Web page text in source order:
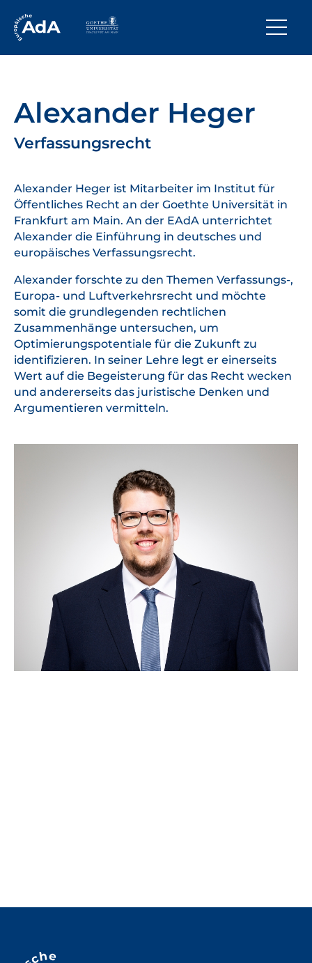
Alexander Heger
Verfassungsrecht
Alexander Heger ist Mitarbeiter im Institut für
Öffentliches Recht an der Goethte Universität in
Frankfurt am Main. An der EAdA unterrichtet
Alexander die Einführung in deutsches und
europäisches Verfassungsrecht.
Alexander forschte zu den Themen Verfassungs-,
Europa- und Luftverkehrsrecht und möchte
somit die grundlegenden rechtlichen
Zusammenhänge untersuchen, um
Optimierungspotentiale für die Zukunft zu
identifizieren. In seiner Lehre legt er einerseits
Wert auf die Begeisterung für das Recht wecken
und andererseits das juristische Denken und
Argumentieren vermitteln.